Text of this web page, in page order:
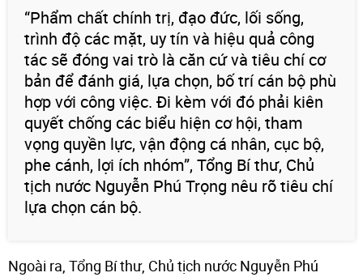
“Phẩm chất chính trị, đạo đức, lối sống,
trình độ các mặt, uy tín và hiệu quả công
tác sẽ đóng vai trò là căn cứ và tiêu chí cơ
bản để đánh giá, lựa chọn, bố trí cán bộ phù
hợp với công việc. Đi kèm với đó phải kiên
quyết chống các biểu hiện cơ hội, tham
vọng quyền lực, vận động cá nhân, cục bộ,
phe cánh, lợi ích nhóm”, Tổng Bí thư, Chủ
tịch nước Nguyễn Phú Trọng nêu rõ tiêu chí
lựa chọn cán bộ.
Ngoài ra, Tổng Bí thư, Chủ tịch nước Nguyễn Phú